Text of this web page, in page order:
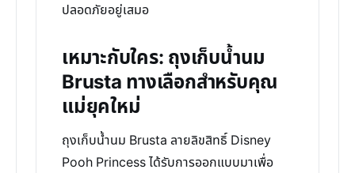
ปลอดภัยอยู่เสมอ
เหมาะกับใคร: ถุงเก็บน้ำนม
Brusta ทางเลือกสำหรับคุณ
แม่ยุคใหม่
ถุงเก็บน้ำนม Brusta ลายลิขสิทธิ์ Disney
Pooh Princess ได้รับการออกแบบมาเพื่อ